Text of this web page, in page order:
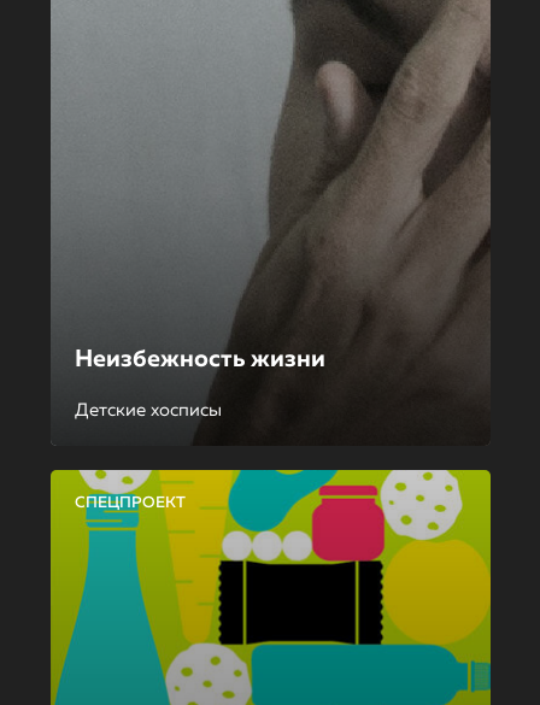
Неизбежность жизни
Детские хосписы
СПЕЦПРОЕКТ